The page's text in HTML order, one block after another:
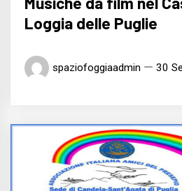
Loggia delle Puglie
spaziofoggiaadmin 30